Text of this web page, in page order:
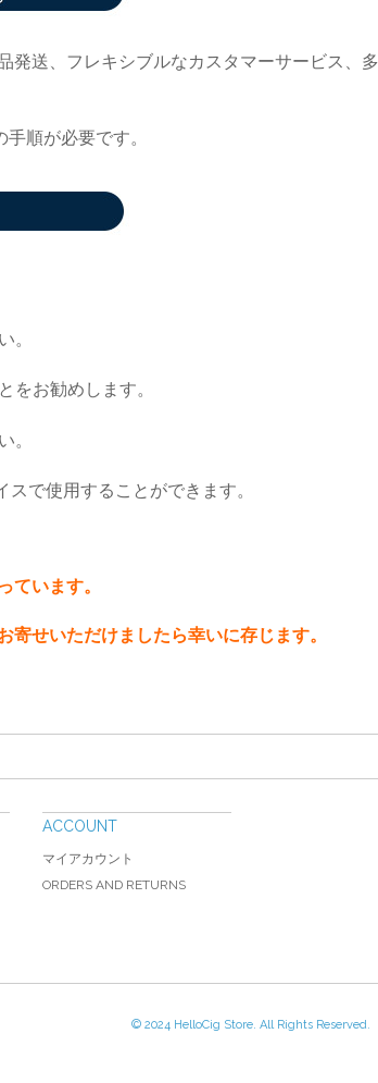
発送、フレキシブルなカスタマーサービス
順が必要です。
。
をお勧めします。
。
で使用することができます。
ています。
寄せいただけましたら幸いに存じます。
ACCOUNT
マイアカウント
ORDERS AND RETURNS
© 2024 HelloCig Store. All Rights Reserved.